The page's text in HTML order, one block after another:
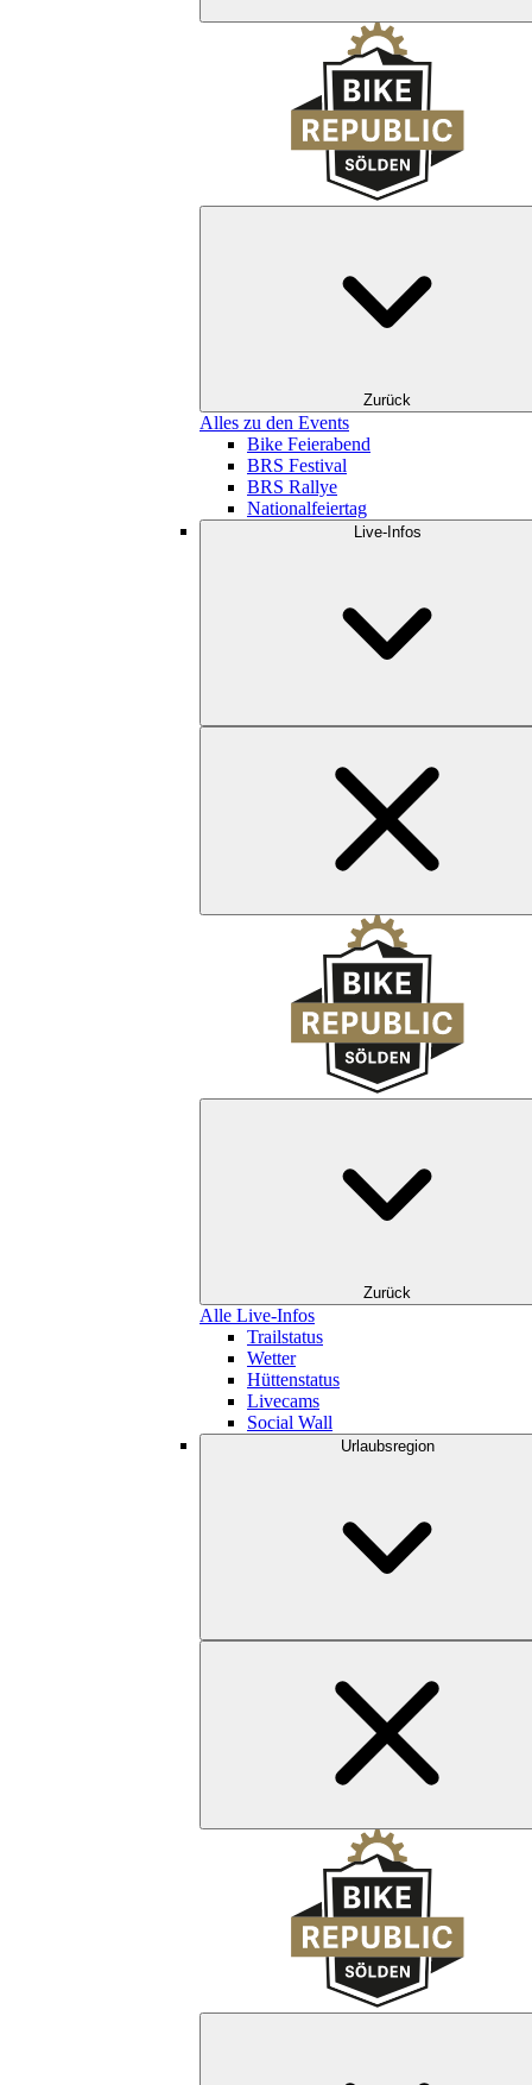
Zurück
Alles zu den Events
Bike Feierabend
BRS Festival
BRS Rallye
Nationalfeiertag
Live-Infos
Zurück
Alle Live-Infos
Trailstatus
Wetter
Hüttenstatus
Livecams
Social Wall
Urlaubsregion